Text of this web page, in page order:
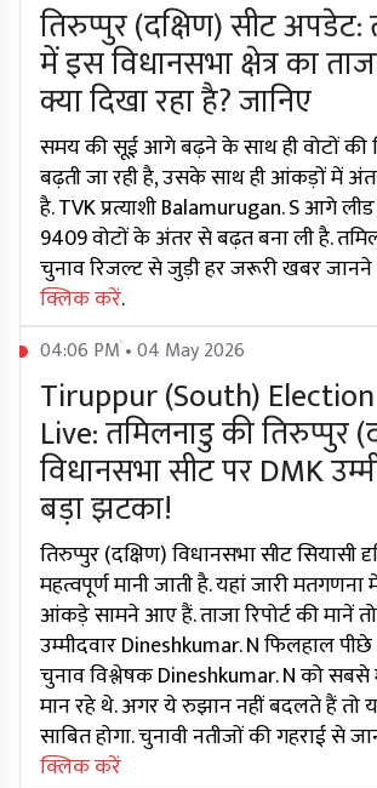
तिरुप्पुर (दक्षिण) सीट अपडेट:
में इस विधानसभा क्षेत्र का
क्या दिखा रहा है? जानिए
समय की सूई आगे बढ़ने के साथ ही वोटों की
बढ़ती जा रही है, उसके साथ ही आंकड़ों में
है. TVK प्रत्याशी Balamurugan. S आगे
9409 वोटों के अंतर से बढ़त बना ली है.
चुनाव रिजल्ट से जुड़ी हर जरूरी खबर
क्लिक करें.
04:06 PM • 04 May 2026
Tiruppur (South)
Live: तमिलनाडु की तिरुप्पुर
विधानसभा सीट पर DMK
बड़ा झटका!
तिरुप्पुर (दक्षिण) विधानसभा सीट सियासी
महत्वपूर्ण मानी जाती है. यहां जारी
आंकड़े सामने आए हैं. ताजा रिपोर्ट की मानें
उम्मीदवार Dineshkumar. N फिलहाल
चुनाव विश्लेषक Dineshkumar. N को
मान रहे थे. अगर ये रुझान नहीं बदलते हैं तो
साबित होगा. चुनावी नतीजों की गहराई से
क्लिक करें